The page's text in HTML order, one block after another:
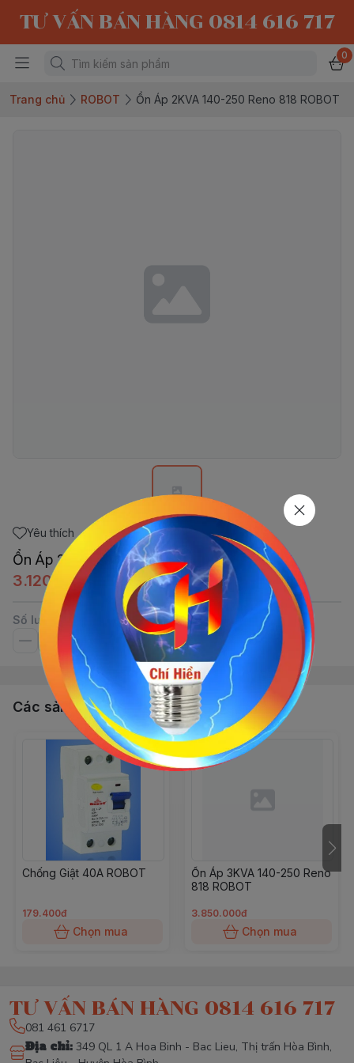
TƯ VẤN BÁN HÀNG 0814 616 717
0
Trang chủ ROBOT Ổn Áp 2KVA 140-250 Reno 818 ROBOT
Yêu thích
Ổn Áp 2KVA 140-250 Reno 818 ROBOT
3.120.000đ
Số lượng
Các sản phẩm, dịch vụ khác
Chống Giật 40A ROBOT
179.400đ
Chọn mua
Ổn Áp 3KVA 140-250 Reno
818 ROBOT
3.850.000đ
Chọn mua
TƯ VẤN BÁN HÀNG 0814 616 717
081 461 6717
Địa chỉ: 349 QL 1 A Hoa Binh - Bac Lieu, Thị trấn Hòa Bình,